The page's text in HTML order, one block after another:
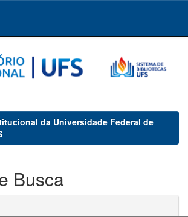
da Universidade Federal de
Busca